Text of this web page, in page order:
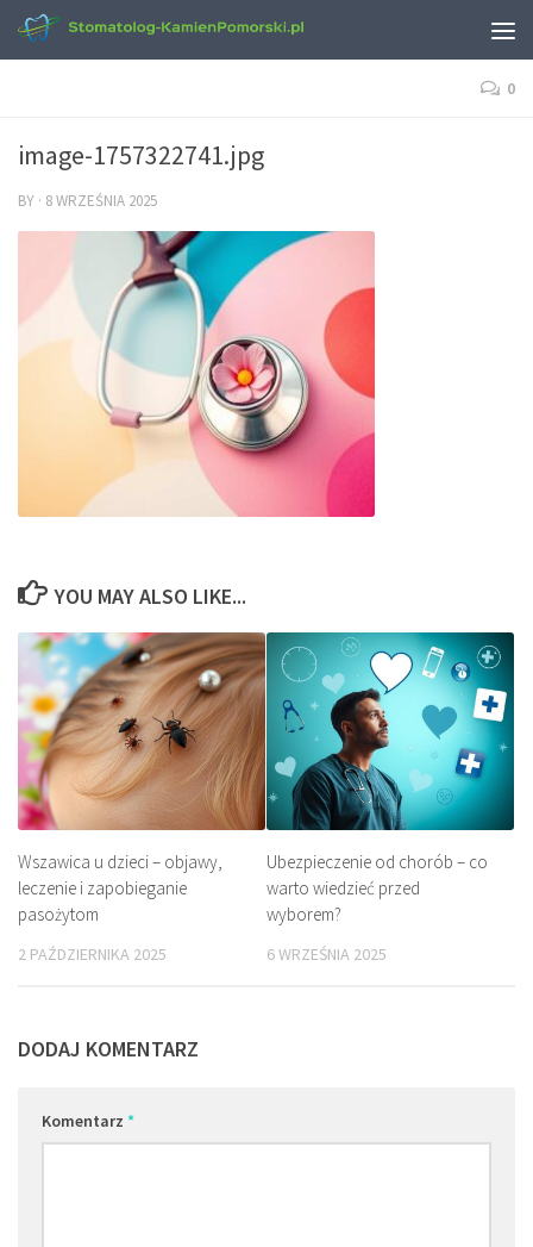
0
image-1757322741.jpg
BY · 8 WRZEŚNIA 2025
YOU MAY ALSO LIKE...
Wszawica u dzieci – objawy,
leczenie i zapobieganie
pasożytom
2 PAŹDZIERNIKA 2025
Ubezpieczenie od chorób – co
warto wiedzieć przed
wyborem?
6 WRZEŚNIA 2025
DODAJ KOMENTARZ
Komentarz *